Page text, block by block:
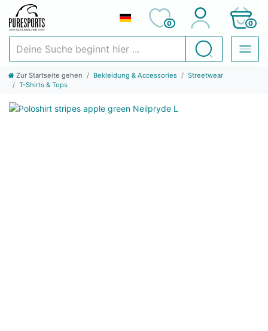
Suchen
0 0
Zur Startseite gehen Bekleidung & Accessories
Streetwear
T-Shirts & Tops